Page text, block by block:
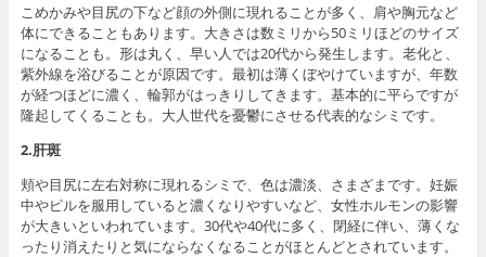
こめかみや目尻の下など顔の外側に現れることが多く、肩や胸元など
体にできることもあります。大きさは数ミリから50ミリほどのサイズ
になることも。形は丸く、早い人では20代から発生します。老化と、
紫外線を浴びることが原因です。最初は薄くぼやけていますが、年数
が経つほどに濃く、輪郭がはっきりしてきます。基本的に平らですが
隆起してくることも。大人世代を憂鬱にさせる代表的なシミです。
2.肝斑
頬や目尻に左右対称に現れるシミで、色は濃淡、さまざまです。妊娠
中やピルを服用していると濃くなりやすいなど、女性ホルモンの影響
が大きいといわれています。30代や40代に多く、閉経に伴い、薄くな
ったり消えたりと気にならなくなることがほとんどとされています。